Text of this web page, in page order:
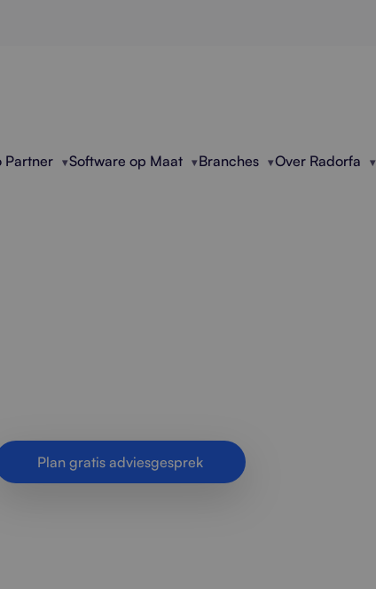
Partner Software op Maat Branches Over Radorfa
Plan gratis adviesgesprek